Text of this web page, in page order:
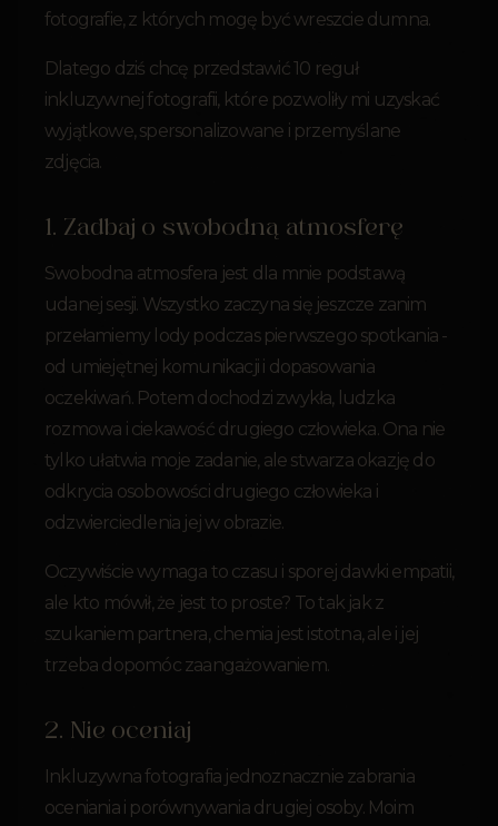
fotografie, z których mogę być wreszcie dumna.
Dlatego dziś chcę przedstawić 10 reguł
inkluzywnej fotografii, które pozwoliły mi uzyskać
wyjątkowe, spersonalizowane i przemyślane
zdjęcia.
1. Zadbaj o swobodną atmosferę
Swobodna atmosfera jest dla mnie podstawą
udanej sesji. Wszystko zaczyna się jeszcze zanim
przełamiemy lody podczas pierwszego spotkania -
od umiejętnej komunikacji i dopasowania
oczekiwań. Potem dochodzi zwykła, ludzka
rozmowa i ciekawość drugiego człowieka. Ona nie
tylko ułatwia moje zadanie, ale stwarza okazję do
odkrycia osobowości drugiego człowieka i
odzwierciedlenia jej w obrazie.
Oczywiście wymaga to czasu i sporej dawki empatii,
ale kto mówił, że jest to proste? To tak jak z
szukaniem partnera, chemia jest istotna, ale i jej
trzeba dopomóc zaangażowaniem.
2. Nie oceniaj
Inkluzywna fotografia jednoznacznie zabrania
oceniania i porównywania drugiej osoby. Moim